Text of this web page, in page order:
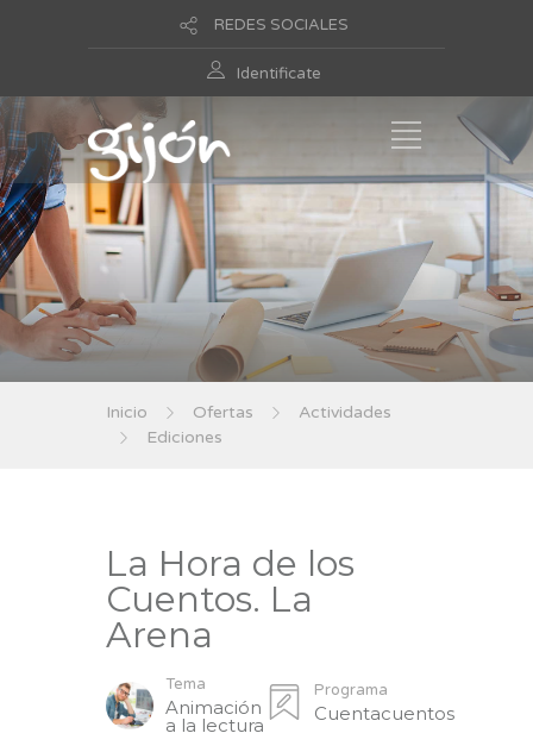
REDES SOCIALES
Identificate
Inicio Ofertas
Actividades
Ediciones
La Hora de los
Cuentos. La
Arena
Tema
Animación
a la lectura
Programa
Cuentacuentos